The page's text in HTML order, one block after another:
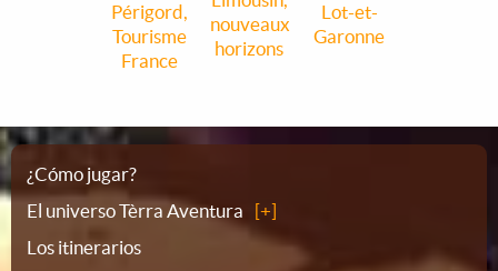
Plano
del
¿Cómo jugar?
El universo Tèrra Aventura
Los itinerarios